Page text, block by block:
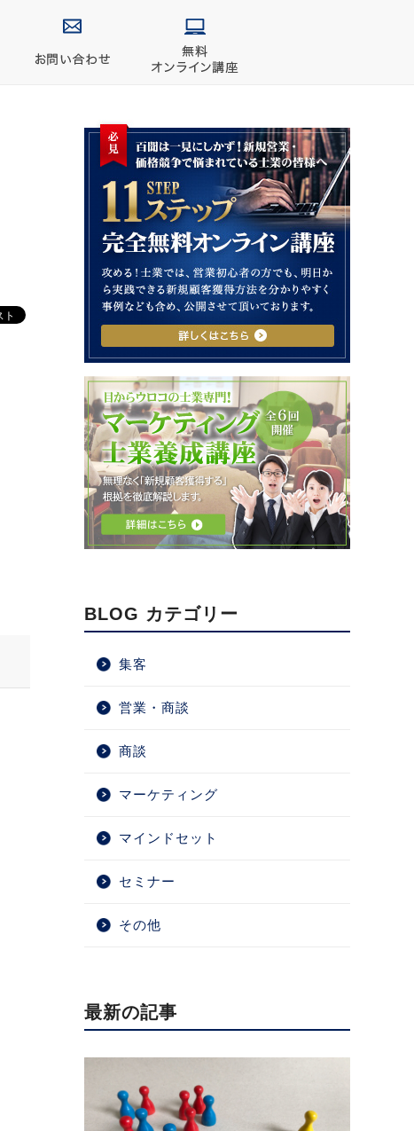
BLOG カテゴリー
集客
営業・商談
商談
マーケティング
マインドセット
セミナー
その他
最新の記事